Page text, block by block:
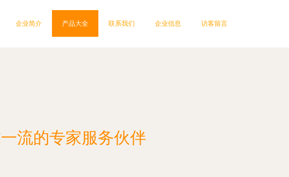
企业简介 产品大全 联系我们 企业信息 访客留言
流的专家服务伙伴